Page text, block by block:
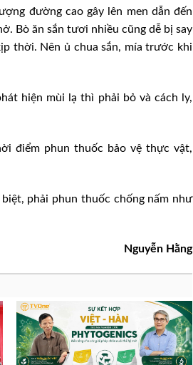
đường cao gây lên men dẫn đến
Bò ăn sắn tươi nhiều cũng dễ bị say
thời. Nên ủ chua sắn, mía trước khi
hiện mùi lạ thì phải bỏ và cách ly,
điểm phun thuốc bảo vệ thực vật,
phải phun thuốc chống nấm như
Nguyễn Hằng